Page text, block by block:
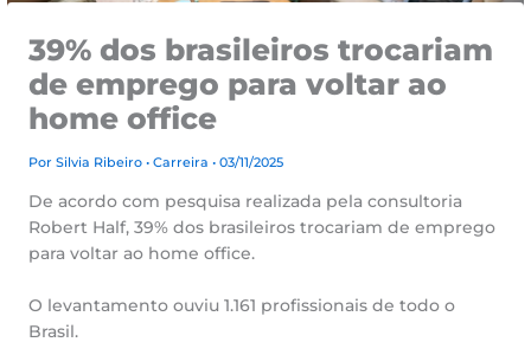
39% dos brasileiros trocariam
de emprego para voltar ao
home office
Por Silvia Ribeiro • Carreira • 03/11/2025
De acordo com pesquisa realizada pela consultoria
Robert Half, 39% dos brasileiros trocariam de emprego
para voltar ao home office.
O levantamento ouviu 1.161 profissionais de todo o
Brasil.